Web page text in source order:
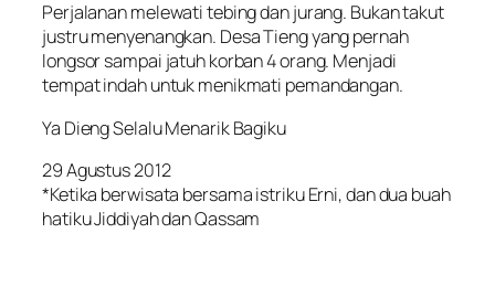
Perjalanan melewati tebing dan jurang. Bukan takut
justru menyenangkan. Desa Tieng yang pernah
longsor sampai jatuh korban 4 orang. Menjadi
tempat indah untuk menikmati pemandangan.
Ya Dieng Selalu Menarik Bagiku
29 Agustus 2012
*Ketika berwisata bersama istriku Erni, dan dua buah
hatiku Jiddiyah dan Qassam